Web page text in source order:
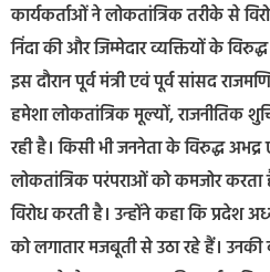
कार्यकर्ताओं ने लोकतांत्रिक तरीके से
निंदा की और जिम्मेदार व्यक्तियों के
इस दौरान पूर्व मंत्री एवं पूर्व सांसद
हमेशा लोकतांत्रिक मूल्यों, राजनीतिक
रही है। किसी भी जननेता के विरुद्ध अभद्र
लोकतांत्रिक परंपराओं को कमजोर करता
विरोध करती है। उन्होंने कहा कि प्रदेश
को लगातार मजबूती से उठा रहे हैं।